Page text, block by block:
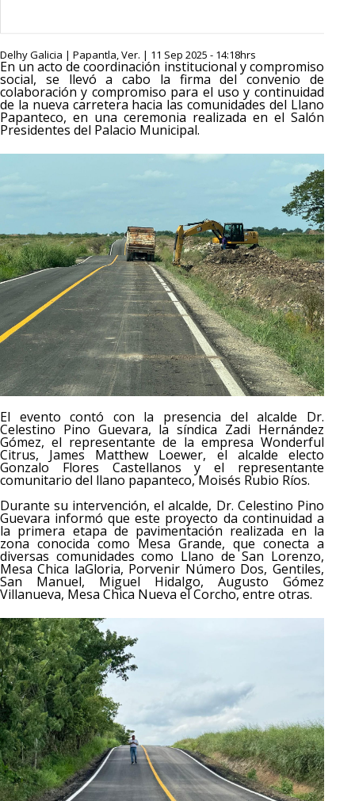
Delhy Galicia | Papantla, Ver. | 11 Sep 2025 - 14:18hrs
En un acto de coordinación institucional y compromiso
social, se llevó a cabo la firma del convenio de
colaboración y compromiso para el uso y continuidad
de la nueva carretera hacia las comunidades del Llano
Papanteco, en una ceremonia realizada en el Salón
Presidentes del Palacio Municipal.
El evento contó con la presencia del alcalde Dr.
Celestino Pino Guevara, la síndica Zadi Hernández
Gómez, el representante de la empresa Wonderful
Citrus, James Matthew Loewer, el alcalde electo
Gonzalo Flores Castellanos y el representante
comunitario del llano papanteco, Moisés Rubio Ríos.
Durante su intervención, el alcalde, Dr. Celestino Pino
Guevara informó que este proyecto da continuidad a
la primera etapa de pavimentación realizada en la
zona conocida como Mesa Grande, que conecta a
diversas comunidades como Llano de San Lorenzo,
Mesa Chica laGloria, Porvenir Número Dos, Gentiles,
San Manuel, Miguel Hidalgo, Augusto Gómez
Villanueva, Mesa Chica Nueva el Corcho, entre otras.